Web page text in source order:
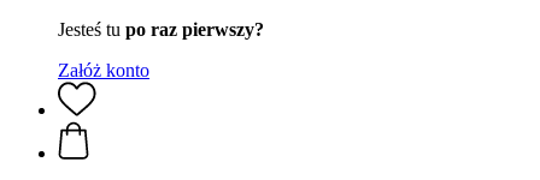
Jesteś tu po raz pierwszy?
Załóż konto